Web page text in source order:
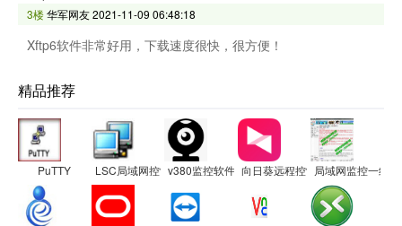
3楼华军网友2021-11-09 06:48:18
Xftp6软件非常好用，下载速度很快，很方便！
精品推荐
PuTTY LSC局域网控制软件v380监控软件 向日葵远程控制客户端局域网监控一线通